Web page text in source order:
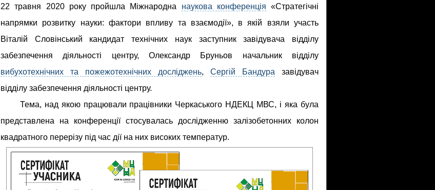
22 травня 2020 року пройшла Міжнародна наукова конференція «Стратегічні
напрямки розвитку науки: фактори впливу та взаємодії», в якій взяли участь
Віталій Словінський кандидат технічних наук заступник завідувача відділу
забезпечення діяльності центру, Олександр Бруньов начальник відділу
вибухотехнічних та пожежотехнічних досліджень, Сергій Бандура завідувач
відділу забезпечення діяльності центру.
Тема, над якою працювали працівники Черкаського НДЕКЦ МВС, і яка була
представлена на конференції стосувалась дослідженню залізобетонних колон
квадратного перерізу під час дії на них високих температур.